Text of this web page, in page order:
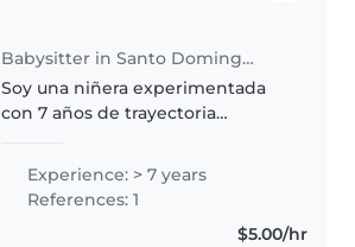
Babysitter in Santo Domingo de los Colorados
Soy una niñera experimentada
con 7 años de trayectoria
niños pequeños. Me considero
una persona responsable,
paciente y divertida. Disfruto
Experience: > 7 years
References: 1
$5.00/hr